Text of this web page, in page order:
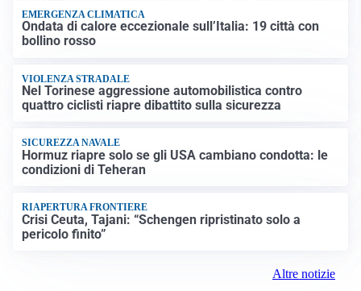
EMERGENZA CLIMATICA
Ondata di calore eccezionale sull’Italia: 19 città con
bollino rosso
VIOLENZA STRADALE
Nel Torinese aggressione automobilistica contro
quattro ciclisti riapre dibattito sulla sicurezza
SICUREZZA NAVALE
Hormuz riapre solo se gli USA cambiano condotta: le
condizioni di Teheran
RIAPERTURA FRONTIERE
Crisi Ceuta, Tajani: “Schengen ripristinato solo a
pericolo finito”
Altre notizie